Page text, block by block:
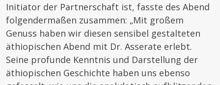
Initiator der Partnerschaft ist, fasste des Abend
folgendermaßen zusammen: „Mit großem
Genuss haben wir diesen sensibel gestalteten
äthiopischen Abend mit Dr. Asserate erlebt.
Seine profunde Kenntnis und Darstellung der
äthiopischen Geschichte haben uns ebenso